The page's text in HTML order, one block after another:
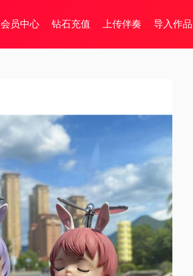
会员中心 钻石充值 上传伴奏 导入作品